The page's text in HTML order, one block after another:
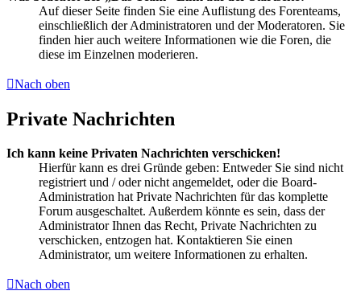
Auf dieser Seite finden Sie eine Auflistung des Forenteams,
einschließlich der Administratoren und der Moderatoren. Sie
finden hier auch weitere Informationen wie die Foren, die
diese im Einzelnen moderieren.
Nach oben
Private Nachrichten
Ich kann keine Privaten Nachrichten verschicken!
Hierfür kann es drei Gründe geben: Entweder Sie sind nicht
registriert und / oder nicht angemeldet, oder die Board-
Administration hat Private Nachrichten für das komplette
Forum ausgeschaltet. Außerdem könnte es sein, dass der
Administrator Ihnen das Recht, Private Nachrichten zu
verschicken, entzogen hat. Kontaktieren Sie einen
Administrator, um weitere Informationen zu erhalten.
Nach oben